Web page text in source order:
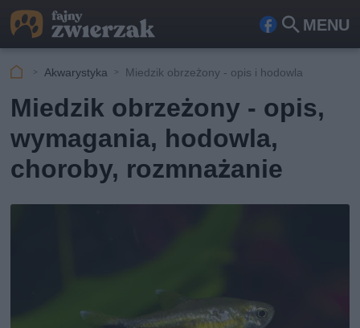
MENU
Fa
ook
Szu
kaj
Akwarystyka Miedzik obrzeżony - opis i hodowla
Miedzik obrzeżony - opis,
wymagania, hodowla,
choroby, rozmnażanie